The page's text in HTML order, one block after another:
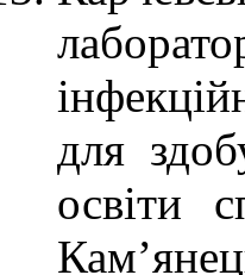
для
освіти